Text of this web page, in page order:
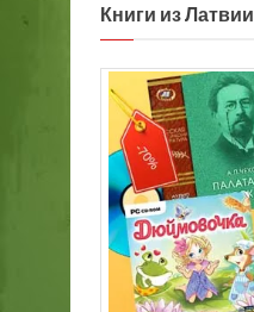
Книги из Латвии